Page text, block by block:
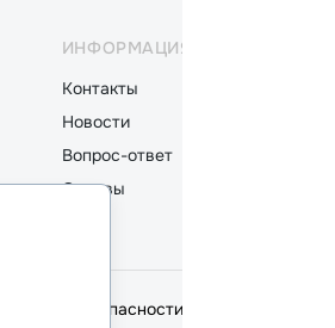
ИНФОРМАЦИЯ
Контакты
Новости
Вопрос-ответ
Отзывы
Политика безопасности